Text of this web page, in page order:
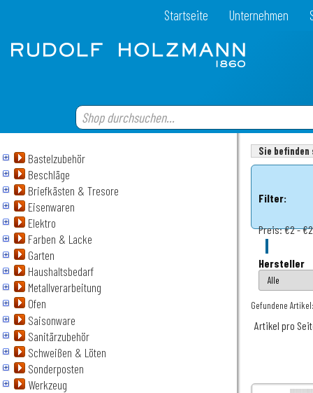
Startseite Unternehmen
Bastelzubehör
Beschläge
Briefkästen & Tresore
Eisenwaren
Elektro
Farben & Lacke
Garten
Haushaltsbedarf
Metallverarbeitung
Ofen
Saisonware
Sanitärzubehör
Schweißen & Löten
Sonderposten
Werkzeug
Sie
Filter:
Preis:€2 -
Hersteller
Gefundene
Artikel pro